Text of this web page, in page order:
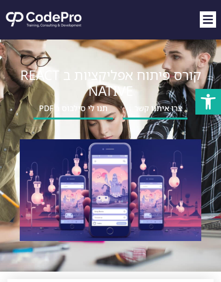
פתח סרגל נגישות
קורס פיתוח אפליקציות ב REACT
NATIVE
צרו איתנו קשר ↓ תנו לי סילבוס ב PDF